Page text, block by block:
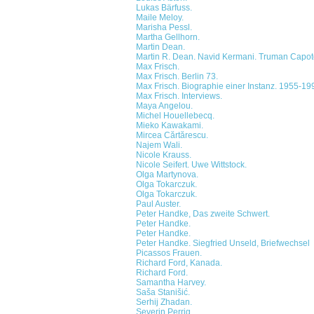
Lukas Bärfuss.
Maile Meloy.
Marisha Pessl.
Martha Gellhorn.
Martin Dean.
Martin R. Dean. Navid Kermani. Truman
Max Frisch.
Max Frisch. Berlin 73.
Max Frisch. Biographie einer Instanz. 1955-
Max Frisch. Interviews.
Maya Angelou.
Michel Houellebecq.
Mieko Kawakami.
Mircea Cărtărescu.
Najem Wali.
Nicole Krauss.
Nicole Seifert. Uwe Wittstock.
Olga Martynova.
Olga Tokarczuk.
Olga Tokarczuk.
Paul Auster.
Peter Handke, Das zweite Schwert.
Peter Handke.
Peter Handke.
Peter Handke. Siegfried Unseld, Briefwechsel
Picassos Frauen.
Richard Ford, Kanada.
Richard Ford.
Samantha Harvey.
Saša Stanišić.
Serhij Zhadan.
Severin Perrig.